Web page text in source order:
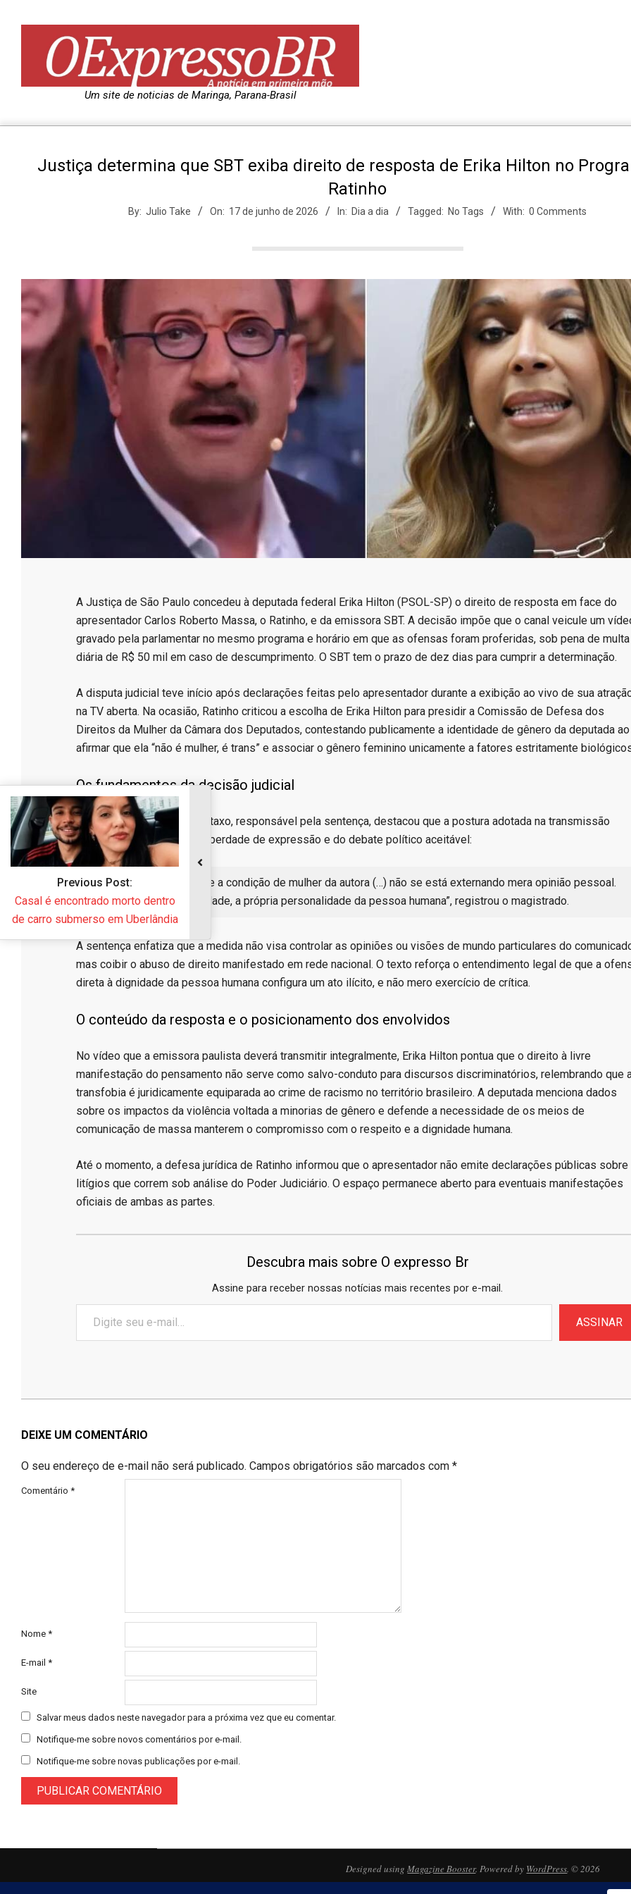
r
e
s
o
B
Um site de noticias de Maringa, Parana-Brasil
Justiça determina que SBT exiba direito de resposta de Erika Hilton no
Ratinho
By: Julio Take On: 17 de junho de 2026 In: Dia a dia Tagged: No Tags With: 0 Comments
​A Justiça de São Paulo concedeu à deputada federal Erika Hilton (PSOL-SP) o direito de resposta em face do
apresentador Carlos Roberto Massa, o Ratinho, e da emissora SBT. A decisão impõe que o canal veicule um
gravado pela parlamentar no mesmo programa e horário em que as ofensas foram proferidas, sob pena de multa
diária de R$ 50 mil em caso de descumprimento. O SBT tem o prazo de dez dias para cumprir a determinação.
​A disputa judicial teve início após declarações feitas pelo apresentador durante a exibição ao vivo de sua
na TV aberta. Na ocasião, Ratinho criticou a escolha de Erika Hilton para presidir a Comissão de Defesa dos
Direitos da Mulher da Câmara dos Deputados, contestando publicamente a identidade de gênero da deputada ao
afirmar que ela “não é mulher, é trans” e associar o gênero feminino unicamente a fatores estritamente
​Os fundamentos da decisão judicial
​O juiz André Della Latta Cartaxo, responsável pela sentença, destacou que a postura adotada na transmissão
ultrapassou os limites da liberdade de expressão e do debate político aceitável:
​”Ao negar reiteradamente a condição de mulher da autora (…) não se está externando mera opinião pessoal.
Deslegitima-se, em verdade, a própria personalidade da pessoa humana”, registrou o magistrado.
​A sentença enfatiza que a medida não visa controlar as opiniões ou visões de mundo particulares do
mas coibir o abuso de direito manifestado em rede nacional. O texto reforça o entendimento legal de que a
direta à dignidade da pessoa humana configura um ato ilícito, e não mero exercício de crítica.
​O conteúdo da resposta e o posicionamento dos envolvidos
​No vídeo que a emissora paulista deverá transmitir integralmente, Erika Hilton pontua que o direito à livre
manifestação do pensamento não serve como salvo-conduto para discursos discriminatórios, relembrando que
transfobia é juridicamente equiparada ao crime de racismo no território brasileiro. A deputada menciona dados
sobre os impactos da violência voltada a minorias de gênero e defende a necessidade de os meios de
comunicação de massa manterem o compromisso com o respeito e a dignidade humana.
​Até o momento, a defesa jurídica de Ratinho informou que o apresentador não emite declarações públicas sobre
litígios que correm sob análise do Poder Judiciário. O espaço permanece aberto para eventuais manifestações
oficiais de ambas as partes.
Descubra mais sobre O expresso Br
Assine para receber nossas notícias mais recentes por e-mail.
seu
e-
ASSINAR
06-
DEIXE UM COMENTÁRIO
O seu endereço de e-mail não será publicado. Campos obrigatórios são marcados com *
Comentário *
Nome *
E-mail *
Site
Salvar meus dados neste navegador para a próxima vez que eu comentar.
Notifique-me sobre novos comentários por e-mail.
Notifique-me sobre novas publicações por e-mail.
Designed usingMagazine Booster. Powered by WordPress. © 2026
Previous Post:
é encontrado morto dentro
submerso em Uberlândia